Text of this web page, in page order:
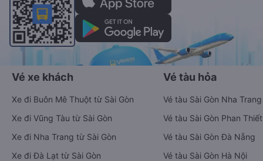
Vé xe khách
Xe đi Buôn Mê Thuột từ Sài Gòn
Xe đi Vũng Tàu từ Sài Gòn
Xe đi Nha Trang từ Sài Gòn
Xe đi Đà Lạt từ Sài Gòn
Vé tàu hỏa
Vé tàu Sài Gòn Nha Trang
Vé tàu Sài Gòn Phan Thiết
Vé tàu Sài Gòn Đà Nẵng
Vé tàu Sài Gòn Hà Nội